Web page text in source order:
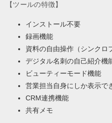
【ツールの特徴】
インストール不要
録画機能
資料の自由操作（シンクロ
デジタル名刺の自己紹介機
ビューティーモード機能
営業担当自身にしか表示で
CRM連携機能
共有メモ